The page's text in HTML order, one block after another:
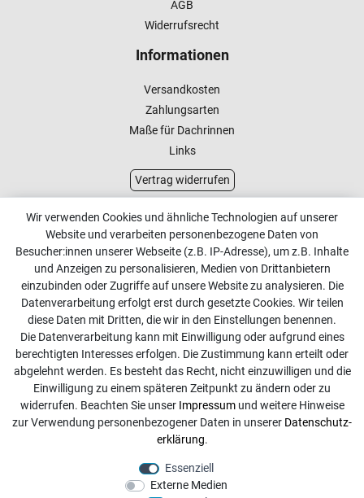
AGB
Widerrufsrecht
Informationen
Versandkosten
Zahlungsarten
Maße für Dachrinnen
Links
Vertrag widerrufen
Kundenservice
Kontakt
Online Retourenservice
Kontakt
info@dachdecker-shop.de
+49 3501 507295
Montag - Freitag, 08:00 - 16:00
Anrufe aus dem dt. Festnetz zum Ortstarif, Preise aus dem
Mobilfunknetz ggf. abweichend (abhängig vom Provider).
Wir verwenden Cookies und ähnliche Technologien auf unserer
Website und verarbeiten personenbezogene Daten von
Besucher:innen unserer Webseite (z.B. IP-Adresse), um z.B. Inhalte
und Anzeigen zu personalisieren, Medien von Drittanbietern
einzubinden oder Zugriffe auf unsere Website zu analysieren. Die
Datenverarbeitung erfolgt erst durch gesetzte Cookies. Wir teilen
diese Daten mit Dritten, die wir in den Einstellungen benennen.
Die Datenverarbeitung kann mit Einwilligung oder aufgrund eines
berechtigten Interesses erfolgen. Die Zustimmung kann erteilt oder
abgelehnt werden. Es besteht das Recht, nicht einzuwilligen und die
Einwilligung zu einem späteren Zeitpunkt zu ändern oder zu
widerrufen. Beachten Sie unser Impressumund weitere Hinweise
zur Verwendung personenbezogener Daten in unserer Daten­schutz­
erklärung.
Essenziell
Externe Medien